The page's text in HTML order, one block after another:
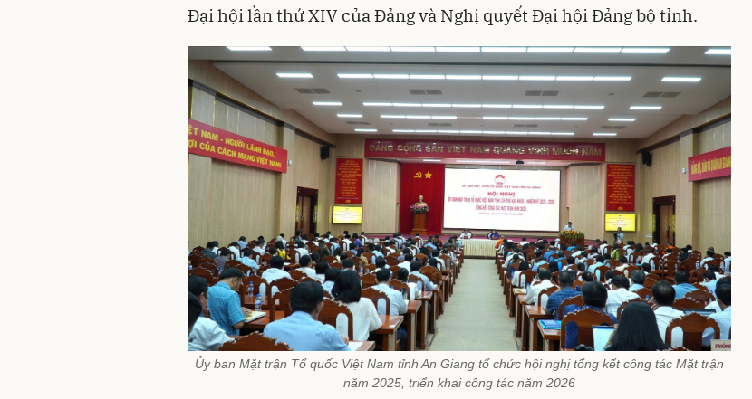
Đại hội lần thứ XIV của Đảng và Nghị quyết Đại hội Đảng bộ tỉnh.
Ủy ban Mặt trận Tổ quốc Việt Nam tỉnh An Giang tổ chức hội nghị tổng kết công tác Mặt trận
năm 2025, triển khai công tác năm 2026